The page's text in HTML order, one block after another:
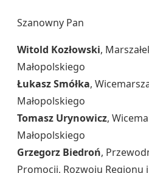
Szanowny Pan
Witold Kozłowski,
Małopolskiego
Łukasz Smółka,
Małopolskiego
Tomasz Urynowicz,
Małopolskiego
Grzegorz Biedroń,
Promocji, Rozwoju Regionu